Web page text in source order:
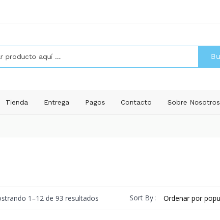
Tienda Entrega Pagos Contacto Sobre
1–12 de 93 resultados OrdenadoSort By :